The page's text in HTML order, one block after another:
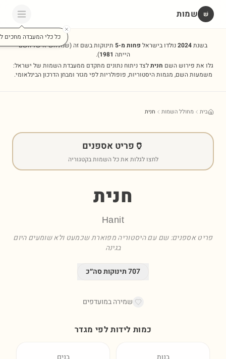
שׁ שמות
כל כלי המעבדה מחכים
בשנת2024נולדו בישראל פחות מ-5 תינוקות בשם זה(שנת השיא של השם
הייתה 1981
).
גלו את פירוש השם חניתלצד ניתוח נתונים מתקדם ממעבדת השמות של ישראל:
משמעות השם, מגמות היסטוריות, פופולריות לפי מגזר ומבחן הדרכון הבינלאומי.
בית מחולל השמות חנית
🏺 פריט אספנים
לחצו לגלות את כל השמות בקטגוריה
חנית
Hanit
פריט אספנים: שם עם היסטוריה מפוארת שכמעט ולא שומעים היום
בגינה
707תינוקות סה״כ
שמירה במועדפים
כמות לידות לפי מגדר